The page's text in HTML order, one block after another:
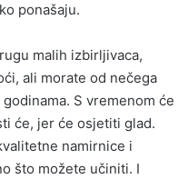
ponašaju.
malih izbirljivaca,
ali morate od nečega
S vremenom će
će, jer će osjetiti glad.
namirnice i
što možete učiniti. I